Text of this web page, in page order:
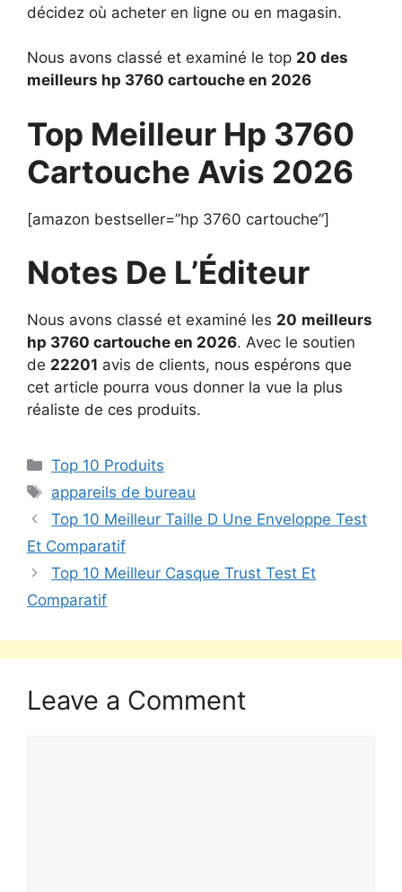
décidez où acheter en ligne ou en magasin.
Nous avons classé et examiné le top 20 des
meilleurs hp 3760 cartouche en 2026
Top Meilleur Hp 3760
Cartouche Avis 2026
[amazon bestseller=”hp 3760 cartouche”]
Notes De L’Éditeur
Nous avons classé et examiné les 20 meilleurs
hp 3760 cartouche en 2026. Avec le soutien
de 22201 avis de clients, nous espérons que
cet article pourra vous donner la vue la plus
réaliste de ces produits.
Top 10 Produits
appareils de bureau
Top 10 Meilleur Taille D Une Enveloppe Test
Et Comparatif
Top 10 Meilleur Casque Trust Test Et
Comparatif
Leave a Comment